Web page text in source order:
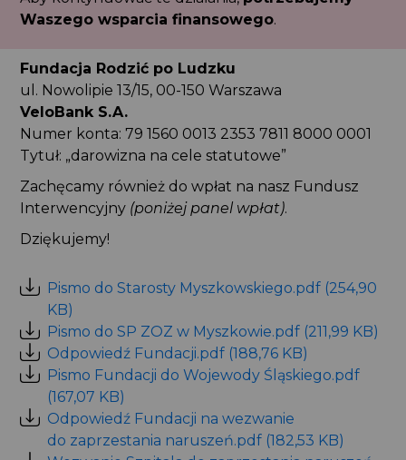
Waszego wsparcia finansowego.
Fundacja Rodzić po Ludzku
ul. Nowolipie 13/15, 00-150 Warszawa
VeloBank S.A.
Numer konta: 79 1560 0013 2353 7811 8000 0001
Tytuł: „darowizna na cele statutowe”
Zachęcamy również do wpłat na nasz Fundusz
Interwencyjny (poniżej panel wpłat).
Dziękujemy!
Pismo do Starosty Myszkowskiego.pdf (254,90
KB)
Pismo do SP ZOZ w Myszkowie.pdf (211,99 KB)
Odpowiedź Fundacji.pdf (188,76 KB)
Pismo Fundacji do Wojewody Śląskiego.pdf
(167,07 KB)
Odpowiedź Fundacji na wezwanie
do zaprzestania naruszeń.pdf (182,53 KB)